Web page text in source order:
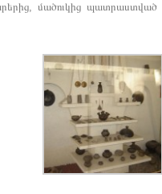
մածուկից պատրաստված